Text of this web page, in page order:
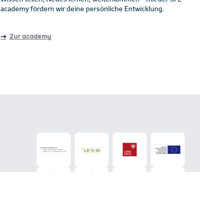
academy fördern wir deine persönliche Entwicklung.
Zur academy